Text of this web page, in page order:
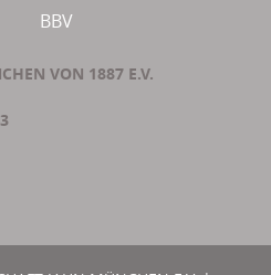
BBV
VON 1887 E.V.